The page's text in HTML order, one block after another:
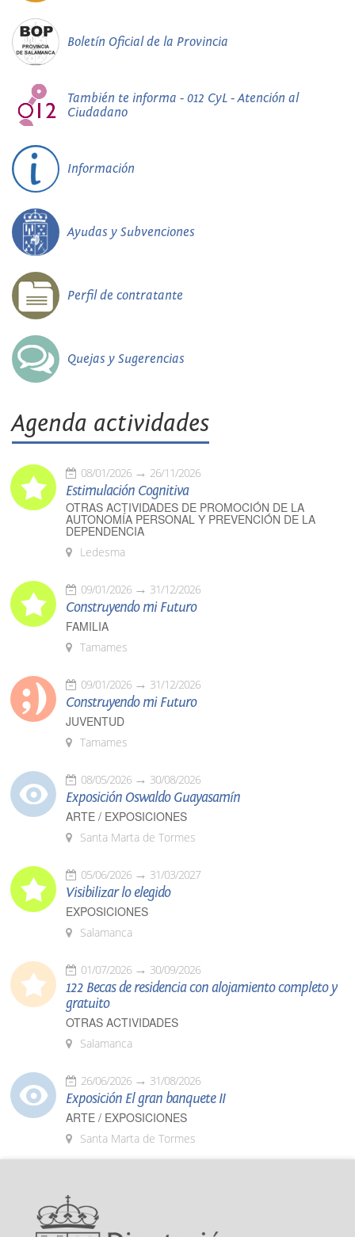
Boletín Oficial de la Provincia
También te informa - 012 CyL - Atención al
Ciudadano
Información
Ayudas y Subvenciones
Perfil de contratante
Quejas y Sugerencias
Agenda actividades
08/01/2026 26/11/2026
Estimulación Cognitiva
OTRAS ACTIVIDADES DE PROMOCIÓN DE LA
AUTONOMÍA PERSONAL Y PREVENCIÓN DE LA
DEPENDENCIA
Ledesma
09/01/2026 31/12/2026
Construyendo mi Futuro
FAMILIA
Tamames
09/01/2026 31/12/2026
Construyendo mi Futuro
JUVENTUD
Tamames
08/05/2026 30/08/2026
Exposición Oswaldo Guayasamín
ARTE / EXPOSICIONES
Santa Marta de Tormes
05/06/2026 31/03/2027
Visibilizar lo elegido
EXPOSICIONES
Salamanca
01/07/2026 30/09/2026
122 Becas de residencia con alojamiento completo y
gratuito
OTRAS ACTIVIDADES
Salamanca
26/06/2026 31/08/2026
Exposición El gran banquete II
ARTE / EXPOSICIONES
Santa Marta de Tormes